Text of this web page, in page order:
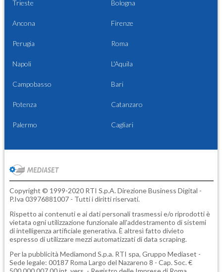
Trieste Bologna
Ancona Firenze
Perugia Roma
Napoli L'Aquila
Campobasso Bari
Potenza Catanzaro
Palermo Cagliari
Copyright © 1999-2020 RTI S.p.A. Direzione Business Digital -
P.Iva 03976881007 - Tutti i diritti riservati.
Rispetto ai contenuti e ai dati personali trasmessi e/o riprodotti è
vietata ogni utilizzazione funzionale all'addestramento di sistemi
di intelligenza artificiale generativa. È altresì fatto divieto
espresso di utilizzare mezzi automatizzati di data scraping.
Per la pubblicità Mediamond S.p.a. RTI spa, Gruppo Mediaset -
Sede legale: 00187 Roma Largo del Nazareno 8 - Cap. Soc. €